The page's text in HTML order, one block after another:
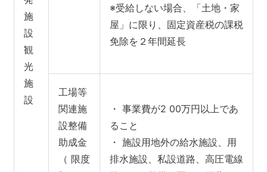
施
設
観
光
施
設
※受給しない場合、「土地・家
屋」に限り、固定資産税の課税
免除を２年間延長
工場等
関連施
設整備
助成金
（ 限度
・ 事業費が2 00万円以上であ
ること
・ 施設用地外の給水施設、用
排水施設、私設道路、高圧電線